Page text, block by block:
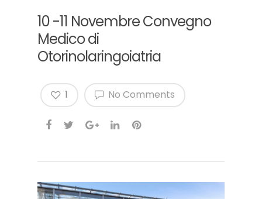
10 -11 Novembre Convegno
Medico di
Otorinolaringoiatria
No Comments
1